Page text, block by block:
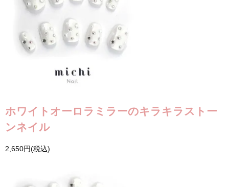
ホワイトオーロラミラーのキラキラストー
ンネイル
2,650円(税込)